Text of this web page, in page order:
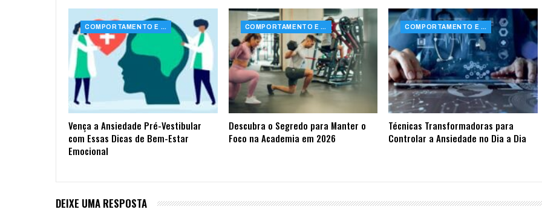
COMPORTAMENTO E SAÚDE
Vença a Ansiedade Pré-Vestibular
com Essas Dicas de Bem-Estar
Emocional
COMPORTAMENTO E SAÚDE
Descubra o Segredo para Manter o
Foco na Academia em 2026
COMPORTAMENTO E SAÚDE
Técnicas Transformadoras para
Controlar a Ansiedade no Dia a Dia
DEIXE UMA RESPOSTA